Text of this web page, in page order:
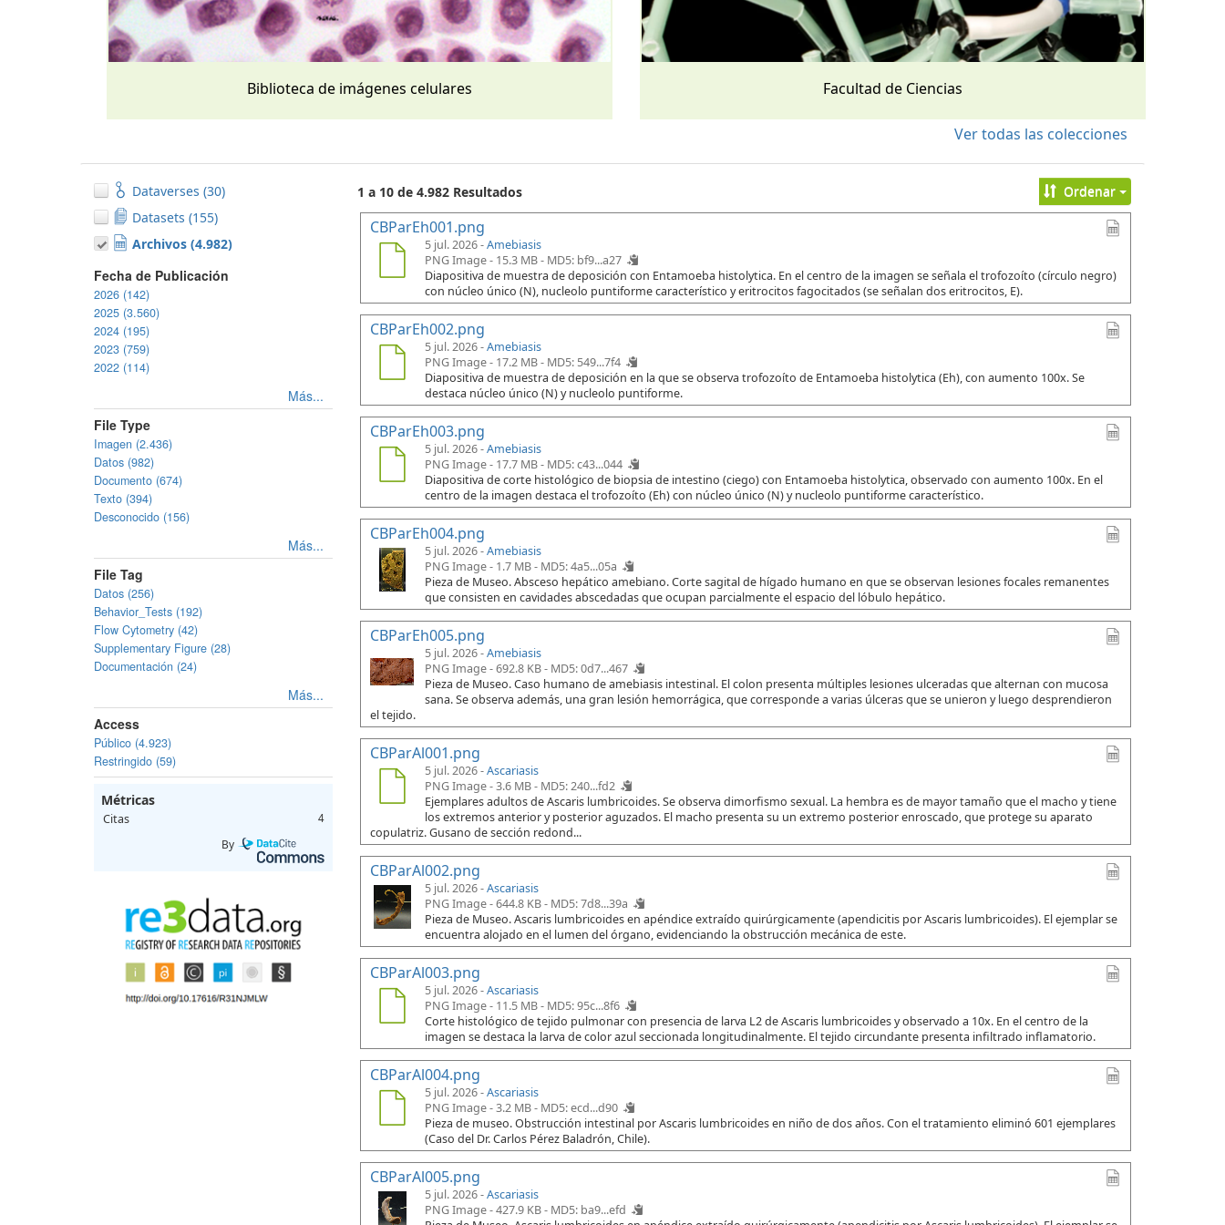
Biblioteca de imágenes celulares Facultad de Ciencias
Ver todas las colecciones
Dataverses (30)
Datasets (155)
Archivos (4.982)
Fecha de Publicación
2026 (142)
2025 (3.560)
2024 (195)
2023 (759)
2022 (114)
Más...
File Type
Imagen (2.436)
Datos (982)
Documento (674)
Texto (394)
Desconocido (156)
Más...
File Tag
Datos (256)
Behavior_Tests (192)
Flow Cytometry (42)
Supplementary Figure (28)
Documentación (24)
Más...
Access
Público (4.923)
Restringido (59)
Métricas
Citas 4
By
1 a 10 de 4.982 Resultados Ordenar
CBParEh001.png
5 jul. 2026 -Amebiasis
PNG Image - 15.3 MB - MD5: bf9...a27
Diapositiva de muestra de deposición con Entamoeba histolytica. En el centro de la imagen se señala el trofozoíto (círculo negro)
con núcleo único (N), nucleolo puntiforme característico y eritrocitos fagocitados (se señalan dos eritrocitos, E).
CBParEh002.png
5 jul. 2026 -Amebiasis
PNG Image - 17.2 MB - MD5: 549...7f4
Diapositiva de muestra de deposición en la que se observa trofozoíto de Entamoeba histolytica (Eh), con aumento 100x. Se
destaca núcleo único (N) y nucleolo puntiforme.
CBParEh003.png
5 jul. 2026 -Amebiasis
PNG Image - 17.7 MB - MD5: c43...044
Diapositiva de corte histológico de biopsia de intestino (ciego) con Entamoeba histolytica, observado con aumento 100x. En el
centro de la imagen destaca el trofozoíto (Eh) con núcleo único (N) y nucleolo puntiforme característico.
CBParEh004.png
5 jul. 2026 -Amebiasis
PNG Image - 1.7 MB - MD5: 4a5...05a
Pieza de Museo. Absceso hepático amebiano. Corte sagital de hígado humano en que se observan lesiones focales remanentes
que consisten en cavidades abscedadas que ocupan parcialmente el espacio del lóbulo hepático.
CBParEh005.png
5 jul. 2026 -Amebiasis
PNG Image - 692.8 KB - MD5: 0d7...467
Pieza de Museo. Caso humano de amebiasis intestinal. El colon presenta múltiples lesiones ulceradas que alternan con mucosa
sana. Se observa además, una gran lesión hemorrágica, que corresponde a varias úlceras que se unieron y luego desprendieron
el tejido.
CBParAl001.png
5 jul. 2026 -Ascariasis
PNG Image - 3.6 MB - MD5: 240...fd2
Ejemplares adultos de Ascaris lumbricoides. Se observa dimorfismo sexual. La hembra es de mayor tamaño que el macho y tiene
los extremos anterior y posterior aguzados. El macho presenta su un extremo posterior enroscado, que protege su aparato
copulatriz. Gusano de sección redond...
CBParAl002.png
5 jul. 2026 -Ascariasis
PNG Image - 644.8 KB - MD5: 7d8...39a
Pieza de Museo. Ascaris lumbricoides en apéndice extraído quirúrgicamente (apendicitis por Ascaris lumbricoides). El ejemplar se
encuentra alojado en el lumen del órgano, evidenciando la obstrucción mecánica de este.
CBParAl003.png
5 jul. 2026 -Ascariasis
PNG Image - 11.5 MB - MD5: 95c...8f6
Corte histológico de tejido pulmonar con presencia de larva L2 de Ascaris lumbricoides y observado a 10x. En el centro de la
imagen se destaca la larva de color azul seccionada longitudinalmente. El tejido circundante presenta infiltrado inflamatorio.
CBParAl004.png
5 jul. 2026 -Ascariasis
PNG Image - 3.2 MB - MD5: ecd...d90
Pieza de museo. Obstrucción intestinal por Ascaris lumbricoides en niño de dos años. Con el tratamiento eliminó 601 ejemplares
(Caso del Dr. Carlos Pérez Baladrón, Chile).
CBParAl005.png
5 jul. 2026 -Ascariasis
PNG Image - 427.9 KB - MD5: ba9...efd